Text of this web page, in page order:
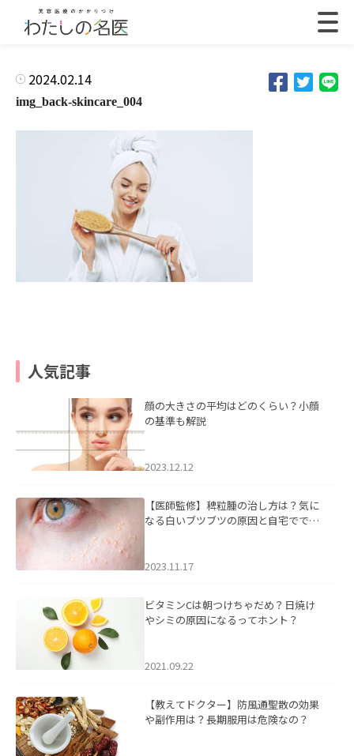
2024.02.14
img_back-skincare_004
人気記事
顔の大きさの平均はどのくらい？小顔
の基準も解説
2023.12.12
【医師監修】稗粒腫の治し方は？気に
なる白いブツブツの原因と自宅ででき
2023.11.17
ビタミンCは朝つけちゃだめ？日焼け
やシミの原因になるってホント？
2021.09.22
【教えてドクター】防風通聖散の効果
や副作用は？長期服用は危険なの？